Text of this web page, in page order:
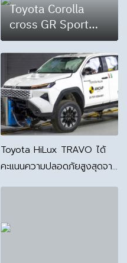
Toyota Corolla
cross GR Sport
2026
Toyota HiLux TRAVO ได้
คะแนนความปลอดภัยสูงสุดจาก